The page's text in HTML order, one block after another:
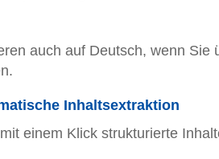
auch auf Deutsch, wenn Sie
Inhaltsextraktion
einem Klick strukturierte